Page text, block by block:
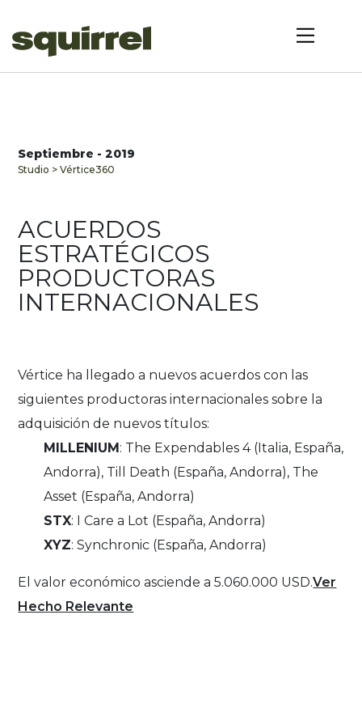
Septiembre - 2019
Studio > Vértice360
ACUERDOS
ESTRATÉGICOS
PRODUCTORAS
INTERNACIONALES
Vértice ha llegado a nuevos acuerdos con las
siguientes productoras internacionales sobre la
adquisición de nuevos títulos:
MILLENIUM: The Expendables 4 (Italia, España,
Andorra), Till Death (España, Andorra), The
Asset (España, Andorra)
STX: I Care a Lot (España, Andorra)
XYZ: Synchronic (España, Andorra)
El valor económico asciende a 5.060.000 USD.Ver
Hecho Relevante